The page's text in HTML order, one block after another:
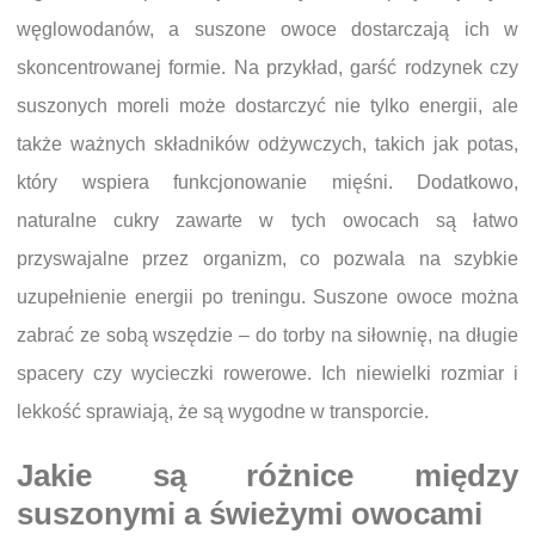
węglowodanów, a suszone owoce dostarczają ich w
skoncentrowanej formie. Na przykład, garść rodzynek czy
suszonych moreli może dostarczyć nie tylko energii, ale
także ważnych składników odżywczych, takich jak potas,
który wspiera funkcjonowanie mięśni. Dodatkowo,
naturalne cukry zawarte w tych owocach są łatwo
przyswajalne przez organizm, co pozwala na szybkie
uzupełnienie energii po treningu. Suszone owoce można
zabrać ze sobą wszędzie – do torby na siłownię, na długie
spacery czy wycieczki rowerowe. Ich niewielki rozmiar i
lekkość sprawiają, że są wygodne w transporcie.
Jakie są różnice między
suszonymi a świeżymi owocami